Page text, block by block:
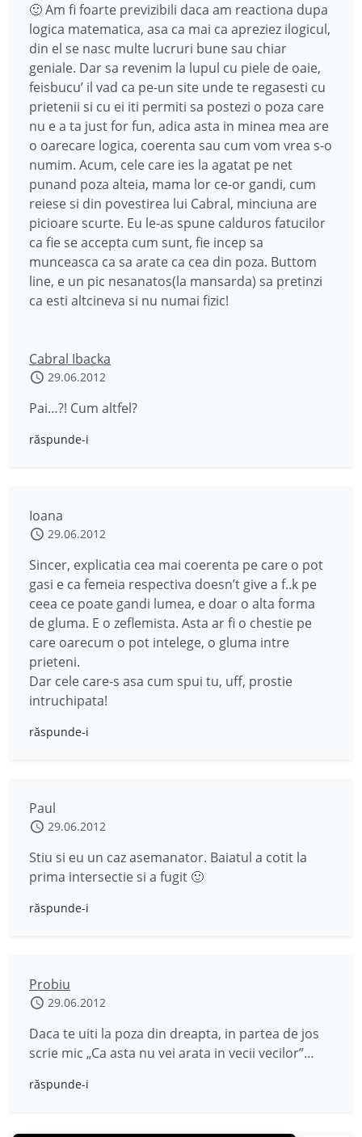
🙂 Am fi foarte previzibili daca am reactiona dupa
logica matematica, asa ca mai ca apreziez ilogicul,
din el se nasc multe lucruri bune sau chiar
geniale. Dar sa revenim la lupul cu piele de oaie,
feisbucu’ il vad ca pe-un site unde te regasesti cu
prietenii si cu ei iti permiti sa postezi o poza care
nu e a ta just for fun, adica asta in minea mea are
o oarecare logica, coerenta sau cum vom vrea s-o
numim. Acum, cele care ies la agatat pe net
punand poza alteia, mama lor ce-or gandi, cum
reiese si din povestirea lui Cabral, minciuna are
picioare scurte. Eu le-as spune calduros fatucilor
ca fie se accepta cum sunt, fie incep sa
munceasca ca sa arate ca cea din poza. Buttom
line, e un pic nesanatos(la mansarda) sa pretinzi
ca esti altcineva si nu numai fizic!
Cabral Ibacka
29.06.2012
Pai…?! Cum altfel?
răspunde-i
Ioana
29.06.2012
Sincer, explicatia cea mai coerenta pe care o pot
gasi e ca femeia respectiva doesn’t give a f..k pe
ceea ce poate gandi lumea, e doar o alta forma
de gluma. E o zeflemista. Asta ar fi o chestie pe
care oarecum o pot intelege, o gluma intre
prieteni.
Dar cele care-s asa cum spui tu, uff, prostie
intruchipata!
răspunde-i
Paul
29.06.2012
Stiu si eu un caz asemanator. Baiatul a cotit la
prima intersectie si a fugit 🙂
răspunde-i
Probiu
29.06.2012
Daca te uiti la poza din dreapta, in partea de jos
scrie mic „Ca asta nu vei arata in vecii vecilor”…
răspunde-i